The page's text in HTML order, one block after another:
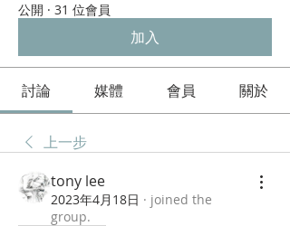
公開 · 31 位會員
加入
討論 媒體 會員 關於
上一步
tony lee
2023年4月18日 · joined the
group.